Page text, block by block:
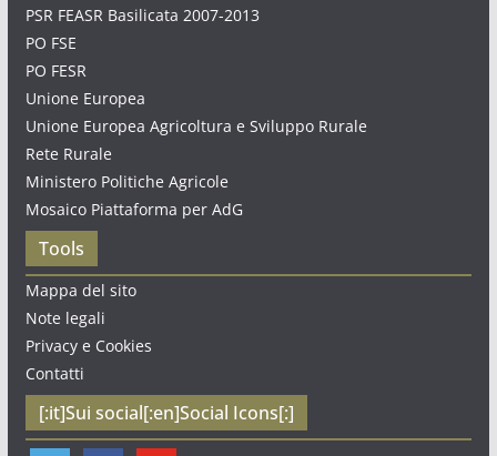
PSR FEASR Basilicata 2007-2013
PO FSE
PO FESR
Unione Europea
Unione Europea Agricoltura e Sviluppo Rurale
Rete Rurale
Ministero Politiche Agricole
Mosaico Piattaforma per AdG
Tools
Mappa del sito
Note legali
Privacy e Cookies
Contatti
[:it]Sui social[:en]Social Icons[:]